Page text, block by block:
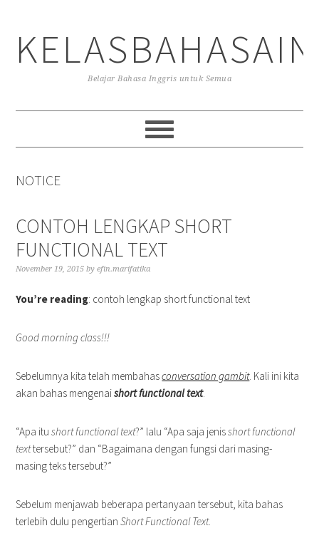
primary
navigation
main
content
primary
sidebar
Belajar Bahasa Inggris untuk Semua
NOTICE
CONTOH LENGKAP SHORT
FUNCTIONAL TEXT
November 19, 2015 byefin.marifatika
You’re reading: contoh lengkap short functional text
Good morning class!!!
Sebelumnya kita telah membahasconversation gambit. Kali ini kita
akan bahas mengenaishort functional text.
“Apa itushortfunctional text?” lalu “Apa saja jenisshort functional
texttersebut?” dan “Bagaimana dengan fungsi dari masing-
masing teks tersebut?”
Sebelum menjawab beberapa pertanyaan tersebut, kita bahas
terlebih dulu pengertianShort Functional Text.